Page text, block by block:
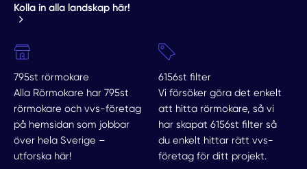
Kolla in alla landskap här!
795st rörmokare
Alla Rörmokare har 795st
rörmokare och vvs-företag
på hemsidan som jobbar
över hela Sverige –
utforska här!
6156st filter
Vi försöker göra det enkelt
att hitta rörmokare, så vi
har skapat 6156st filter så
du enkelt hittar rätt vvs-
företag för ditt projekt.